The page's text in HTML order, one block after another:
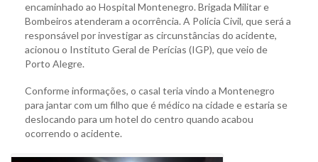
encaminhado ao Hospital Montenegro. Brigada Militar e
Bombeiros atenderam a ocorrência. A Polícia Civil, que será a
responsável por investigar as circunstâncias do acidente,
acionou o Instituto Geral de Perícias (IGP), que veio de
Porto Alegre.
Conforme informações, o casal teria vindo a Montenegro
para jantar com um filho que é médico na cidade e estaria se
deslocando para um hotel do centro quando acabou
ocorrendo o acidente.